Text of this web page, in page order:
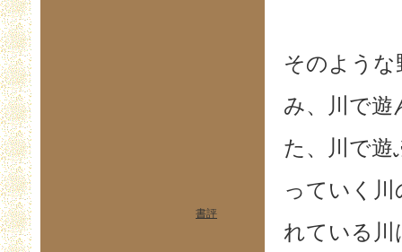
そのよう
み、川で遊
た、川で遊
っていく
れている川
書評